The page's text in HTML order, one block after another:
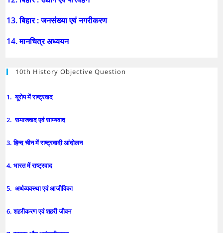
13. बिहार : जनसंख्या एवं नगरीकरण
14. मानचित्र अध्ययन
10th History Objective Question
1. यूरोप में राष्ट्रवाद
2. समाजवाद एवं साम्यवाद
3. हिन्द चीन में राष्ट्रवादी आंदोलन
4. भारत में राष्ट्रवाद
5. अर्थव्यवस्था एवं आजीविका
6. शहरीकरण एवं शहरी जीवन